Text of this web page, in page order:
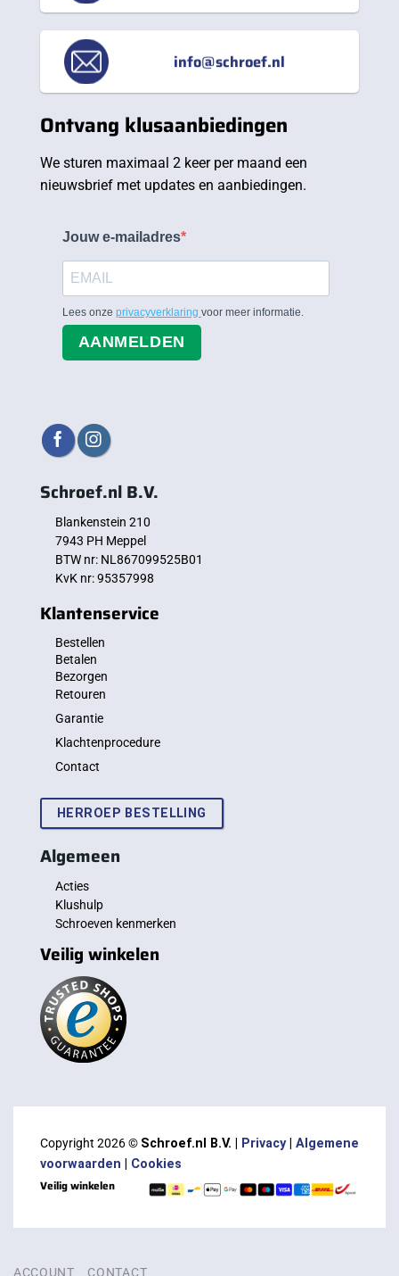
info@schroef.nl
Ontvang klusaanbiedingen
We sturen maximaal 2 keer per maand een
nieuwsbrief met updates en aanbiedingen.
Jouw e-mailadres
Lees onze privacyverklaring voor meer informatie.
AANMELDEN
Schroef.nl B.V.
Blankenstein 210
7943 PH Meppel
BTW nr: NL867099525B01
KvK nr: 95357998
Klantenservice
Bestellen
Betalen
Bezorgen
Retouren
Garantie
Klachtenprocedure
Contact
HERROEP BESTELLING
Algemeen
Acties
Klushulp
Schroeven kenmerken
Veilig winkelen
Copyright 2026 © Schroef.nl B.V. | Privacy| Algemene
voorwaarden
Cookies
Veilig winkelen
ACCOUNT CONTACT